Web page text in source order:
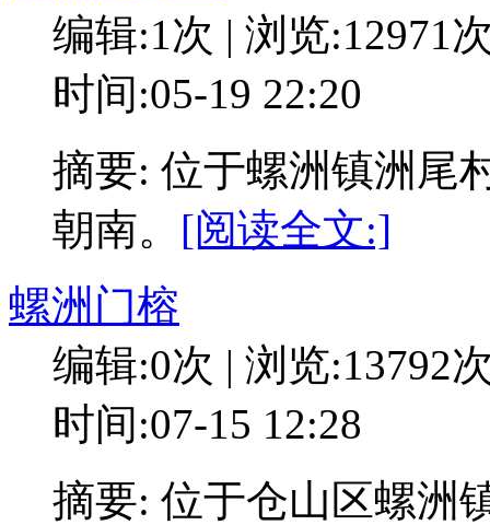
编辑:1次 | 浏览:12971
时间:05-19 22:20
摘要: 位于螺洲镇洲尾
朝南。 [阅读全文:]
螺洲门榕
编辑:0次 | 浏览:13792
时间:07-15 12:28
摘要: 位于仓山区螺洲